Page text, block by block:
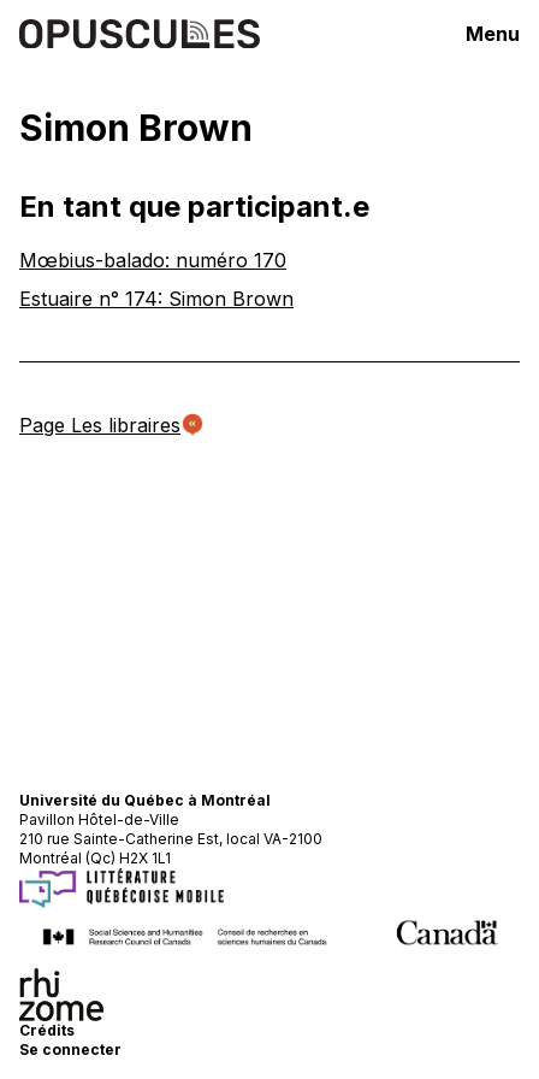
Menu
Simon Brown
En tant que participant.e
Mœbius-balado: numéro 170
Estuaire n° 174: Simon Brown
Page Les libraires
Université du Québec à Montréal
Pavillon Hôtel-de-Ville
210 rue Sainte-Catherine Est, local VA-2100
Montréal (Qc) H2X 1L1
Crédits
Se connecter